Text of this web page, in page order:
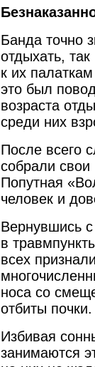
Банда точно
отдыхать,
к их
это был
возраста
среди них
После всего
собрали
Попутная
человек и
Вернувшись
в
всех
носа со
отбиты почки.
Избивая
занимаются